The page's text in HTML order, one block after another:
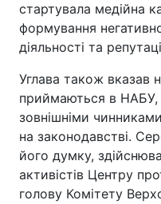
стартувала медійна
формування
діяльності та
Углава також вказав
приймаються в НАБУ,
зовнішніми
на законодавстві.
його думку,
активістів Центру
голову Комітету